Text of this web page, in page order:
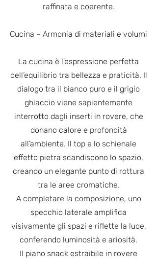
raffinata e coerente.
Cucina – Armonia di materiali e volumi
La cucina è l’espressione perfetta
dell’equilibrio tra bellezza e praticità. Il
dialogo tra il bianco puro e il grigio
ghiaccio viene sapientemente
interrotto dagli inserti in rovere, che
donano calore e profondità
all’ambiente. Il top e lo schienale
effetto pietra scandiscono lo spazio,
creando un elegante punto di rottura
tra le aree cromatiche.
A completare la composizione, uno
specchio laterale amplifica
visivamente gli spazi e riflette la luce,
conferendo luminosità e ariosità.
Il piano snack estraibile in rovere